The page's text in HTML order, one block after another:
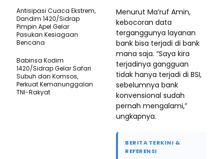
Menurut Ma’ruf Amin,
kebocoran data
terganggunya layanan
bank bisa terjadi di bank
mana saja. “Saya kira
terjadinya gangguan
tidak hanya terjadi di BSI,
sebelumnya bank
konvensional sudah
pernah mengalami,”
ungkapnya.
BERITA TERKINI &
REFERENSI
Antisipasi Cuaca Ekstrem,
Dandim 1420/Sidrap
Pimpin Apel Gelar
Pasukan Kesiagaan
Bencana
Babinsa Kodim
1420/Sidrap Gelar Safari
Subuh dan Komsos,
Perkuat Kemanunggalan
TNI-Rakyat